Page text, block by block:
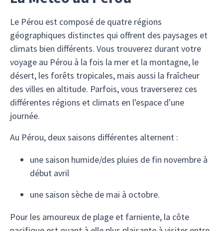
Le Pérou est composé de quatre régions
géographiques distinctes qui offrent des paysages et
climats bien différents. Vous trouverez durant votre
voyage au Pérou à la fois la mer et la montagne, le
désert, les forêts tropicales, mais aussi la fraîcheur
des villes en altitude. Parfois, vous traverserez ces
différentes régions et climats en l'espace d'une
journée.
Au Pérou, deux saisons différentes alternent :
une saison humide/des pluies de fin novembre à
début avril
une saison sèche de mai à octobre.
Pour les amoureux de plage et farniente, la côte